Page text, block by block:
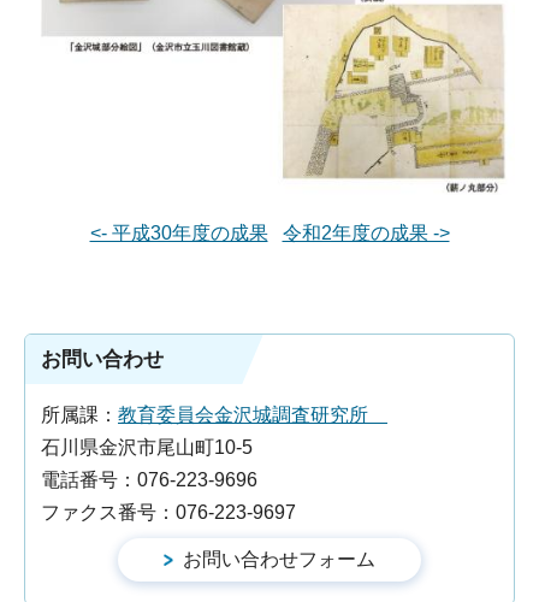
<- 平成30年度の成果 令和2年度の成果 ->
お問い合わせ
所属課： 教育委員会金沢城調査研究所
石川県金沢市尾山町10-5
電話番号：076-223-9696
ファクス番号：076-223-9697